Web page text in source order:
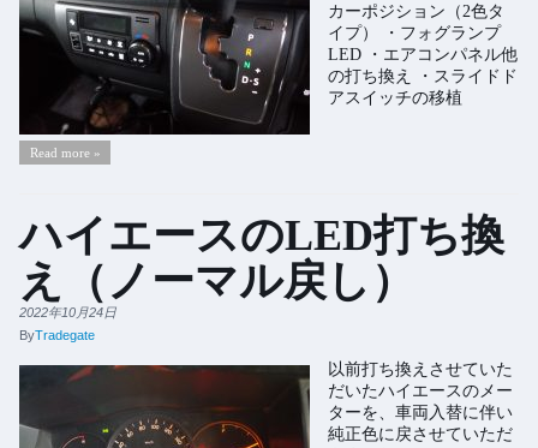
カーポジション（2色タ
イプ） ・フォグランプ
LED ・エアコンパネル他
の打ち換え ・スライドド
アスイッチの移植
Read more »
ハイエースのLED打ち換
え（ノーマル戻し）
2022年10月24日
ByTradegate
以前打ち換えさせていた
だいたハイエースのメー
ターを、車両入替に伴い
純正色に戻させていただ